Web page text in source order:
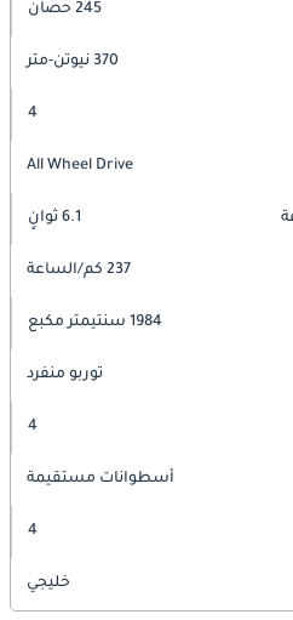
245 حصان
370 نيوتن-متر
4
All Wheel Drive
6.1 ثوانٍ
237 كم/الساعة
1984 سنتيمتر مكبع
توربو منفرد
4
أسطوانات مستقيمة
4
خليجي